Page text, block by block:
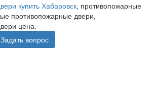
купить Хабаровск, противопожарные
противопожарные двери,
цена.
вопрос